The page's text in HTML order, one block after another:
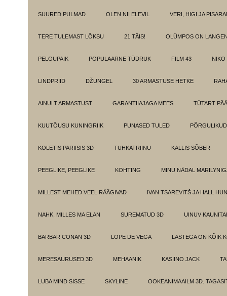
SUURED PULMAD OLEN NII ELEVIL VERI, HIGI JA
TERE TULEMAST LÕKSU 21 TÄIS! OLÜMPOS ON
PELGUPAIK POPULAARNE TÜDRUK FILM 43 NIKO
LINDPRIID DŽUNGEL 30 ARMASTUSE HETKE
AINULT ARMASTUST GARANTIIAJAGA MEES TÜTART
KUUTÕUSU KUNINGRIIK PUNASED TULED
KOLETIS PARIISIS 3D TUHKATRIINU KALLIS SÕBER
PEEGLIKE, PEEGLIKE KOHTING MINU NÄDAL
MILLEST MEHED VEEL RÄÄGIVAD IVAN TSAREVITŠ JA HALL
NAHK, MILLES MA ELAN SUREMATUD 3D UINUV
BARBAR CONAN 3D LOPE DE VEGA LASTEGA ON KÕIK
MERESAURUSED 3D MEHAANIK KASIINO JACK
LUBA MIND SISSE SKYLINE OOKEANIMAAILM 3D.